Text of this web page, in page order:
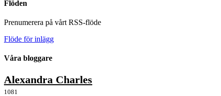
Flöden
Prenumerera på vårt RSS-flöde
Flöde för inlägg
Våra bloggare
Alexandra Charles
1081